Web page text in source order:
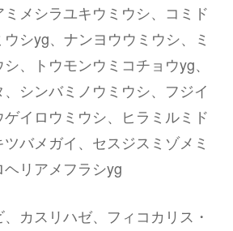
ミメシラユキウミウシ、コミド
シyg、ナンヨウウミウシ、ミ
、トウモンウミコチョウyg、
シンバミノウミウシ、フジイ
イロウミウシ、ヒラミルミド
バメガイ、セスジスミゾメミ
リアメフラシyg
カスリハゼ、フィコカリス・